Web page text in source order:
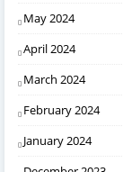
May 2024
April 2024
March 2024
February 2024
January 2024